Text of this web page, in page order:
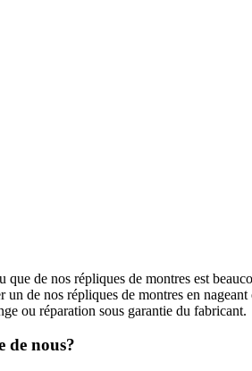
de nos répliques de montres est
de nos répliques de montres en
ou réparation sous garantie du fabricant.
de nous?